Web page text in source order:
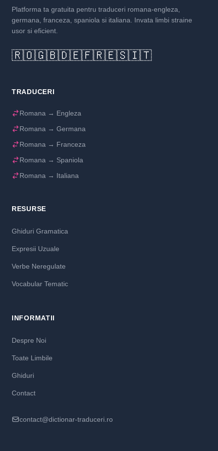
Platforma ta gratuita pentru traduceri romana-engleza,
germana, franceza, spaniola si italiana. Invata limbi straine
usor si eficient.
🇷🇴🇬🇧🇩🇪🇫🇷🇪🇸🇮🇹
TRADUCERI
Romana → Engleza
Romana → Germana
Romana → Franceza
Romana → Spaniola
Romana → Italiana
RESURSE
Ghiduri Gramatica
Expresii Uzuale
Verbe Neregulate
Vocabular Tematic
INFORMATII
Despre Noi
Toate Limbile
Ghiduri
Contact
contact@dictionar-traduceri.ro